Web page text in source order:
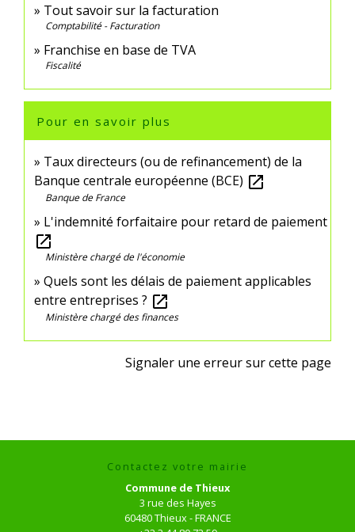
Tout savoir sur la facturation
Comptabilité - Facturation
Franchise en base de TVA
Fiscalité
Pour en savoir plus
Taux directeurs (ou de refinancement) de la
Banque centrale européenne (BCE) open_in_new
Banque de France
L'indemnité forfaitaire pour retard de paiement
open_in_new
Ministère chargé de l'économie
Quels sont les délais de paiement applicables
entre entreprises ? open_in_new
Ministère chargé des finances
Signaler une erreur sur cette page
Contactez votre mairie
Commune de Thieux
3 rue des Hayes
60480 Thieux - FRANCE